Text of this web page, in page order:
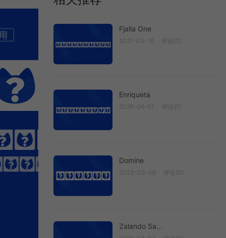
it.
Fjalla One
Fjalla One
2021-03-16 评论(0)
Enriqueta
Enriqueta
2026-06-01 评论(1)
Domine
Domine
2023-03-06 评论(0)
Zalando Sa...